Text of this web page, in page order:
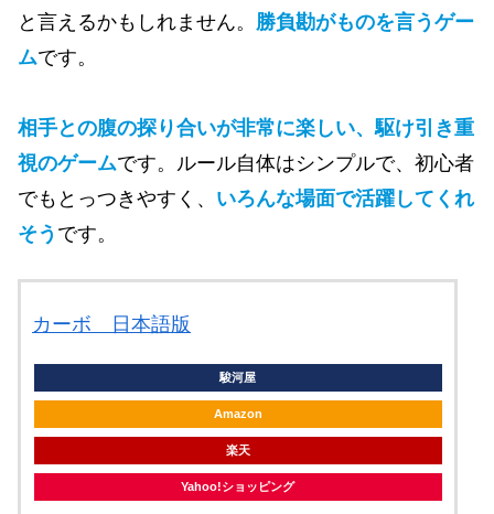
と言えるかもしれません。 勝負勘がものを言うゲー
ムです。
相手との腹の探り合いが非常に楽しい、駆け引き重
視のゲームです。ルール自体はシンプルで、初心者
でもとっつきやすく、 いろんな場面で活躍してくれ
そう です。
カーボ 日本語版
駿河屋
Amazon
楽天
Yahoo!ショッピング